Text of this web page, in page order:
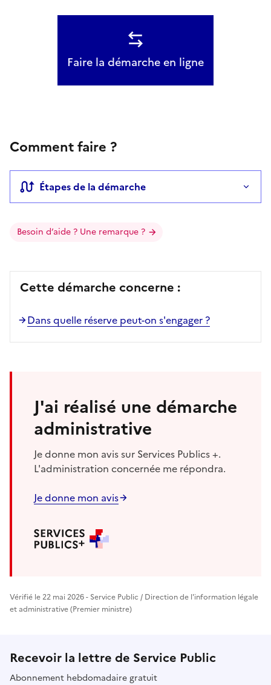
Faire la démarche en ligne
Comment faire ?
Étapes de la démarche
Besoin d’aide ? Une remarque ?
Cette démarche concerne :
Dans quelle réserve peut-on s'engager ?
J'ai réalisé une démarche
administrative
Je donne mon avis sur Services Publics +.
L'administration concernée me répondra.
Je donne mon avis
Vérifié le 22 mai 2026 - Service Public / Direction de l'information légale
et administrative (Premier ministre)
Recevoir la lettre de Service Public
Abonnement hebdomadaire gratuit